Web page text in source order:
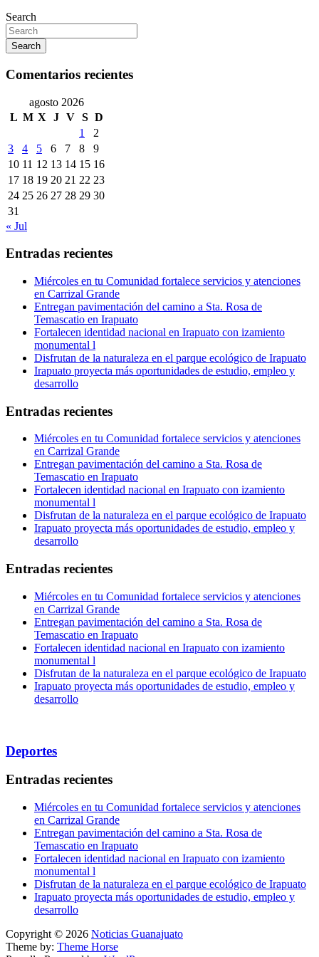
Search
Search
Comentarios recientes
agosto 2026
L M X J V S D
1
2
3
4 5 6 7 8
9
10 11 12 13 14 15 16
17 18 19 20 21 22 23
24 25 26 27 28 29 30
31
« Jul
Entradas recientes
Miércoles en tu Comunidad fortalece servicios y atenciones
en Carrizal Grande
Entregan pavimentación del camino a Sta. Rosa de
Temascatio en Irapuato
Fortalecen identidad nacional en Irapuato con izamiento
monumental l
Disfrutan de la naturaleza en el parque ecológico de Irapuato
Irapuato proyecta más oportunidades de estudio, empleo y
desarrollo
Entradas recientes
Miércoles en tu Comunidad fortalece servicios y atenciones
en Carrizal Grande
Entregan pavimentación del camino a Sta. Rosa de
Temascatio en Irapuato
Fortalecen identidad nacional en Irapuato con izamiento
monumental l
Disfrutan de la naturaleza en el parque ecológico de Irapuato
Irapuato proyecta más oportunidades de estudio, empleo y
desarrollo
Entradas recientes
Miércoles en tu Comunidad fortalece servicios y atenciones
en Carrizal Grande
Entregan pavimentación del camino a Sta. Rosa de
Temascatio en Irapuato
Fortalecen identidad nacional en Irapuato con izamiento
monumental l
Disfrutan de la naturaleza en el parque ecológico de Irapuato
Irapuato proyecta más oportunidades de estudio, empleo y
desarrollo
Deportes
Entradas recientes
Miércoles en tu Comunidad fortalece servicios y atenciones
en Carrizal Grande
Entregan pavimentación del camino a Sta. Rosa de
Temascatio en Irapuato
Fortalecen identidad nacional en Irapuato con izamiento
monumental l
Disfrutan de la naturaleza en el parque ecológico de Irapuato
Irapuato proyecta más oportunidades de estudio, empleo y
desarrollo
Copyright © 2026 Noticias Guanajuato
Theme by: Theme Horse